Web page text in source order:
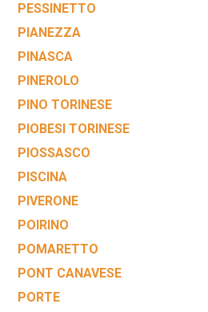
PESSINETTO
PIANEZZA
PINASCA
PINEROLO
PINO TORINESE
PIOBESI TORINESE
PIOSSASCO
PISCINA
PIVERONE
POIRINO
POMARETTO
PONT CANAVESE
PORTE